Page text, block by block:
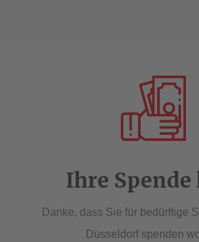
Ihre
Danke, dass Sie für bedürftige
Düsseldorf spenden